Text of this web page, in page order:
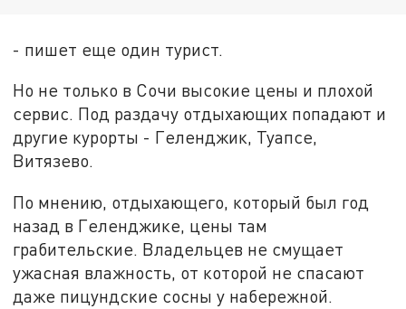
- пишет еще один турист.
Но не только в Сочи высокие цены и плохой
сервис. Под раздачу отдыхающих попадают и
другие курорты - Геленджик, Туапсе,
Витязево.
По мнению, отдыхающего, который был год
назад в Геленджике, цены там
грабительские. Владельцев не смущает
ужасная влажность, от которой не спасают
даже пицундские сосны у набережной.